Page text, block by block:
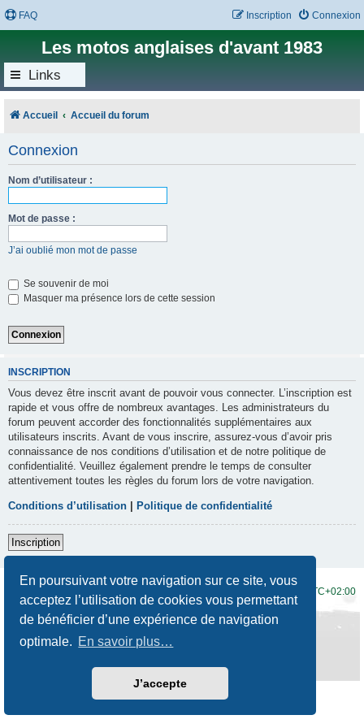
En poursuivant votre navigation sur ce site, vous
acceptez l’utilisation de cookies vous permettant
de bénéficier d’une expérience de navigation
optimale. En savoir plus…
J’accepte
FAQ Connexion
Inscription
Les motos anglaises d'avant 1983
Links
Accueil Accueil du forum
Connexion
Nom d’utilisateur :
Mot de passe :
J’ai oublié mon mot de passe
Se souvenir de moi
Masquer ma présence lors de cette session
INSCRIPTION
Vous devez être inscrit avant de pouvoir vous connecter. L’inscription est
rapide et vous offre de nombreux avantages. Les administrateurs du
forum peuvent accorder des fonctionnalités supplémentaires aux
utilisateurs inscrits. Avant de vous inscrire, assurez-vous d’avoir pris
connaissance de nos conditions d’utilisation et de notre politique de
confidentialité. Veuillez également prendre le temps de consulter
attentivement toutes les règles du forum lors de votre navigation.
Conditions d’utilisation Politique de confidentialité
Inscription
UTC+02:00
Développé par phpBB® Forum Software © phpBB Limited
Traduction française officielle
Prosilver New Edition
Confidentialité|Conditions